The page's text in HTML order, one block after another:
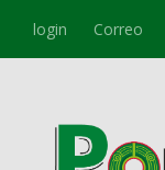
login Correo